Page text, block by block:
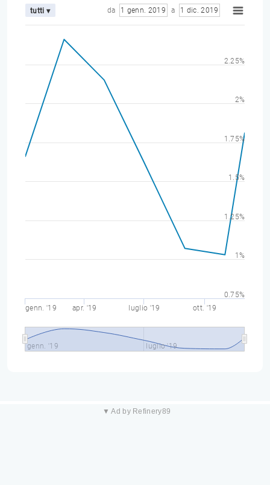
tutti ▾ da 1 genn. 2019 a 1 dic. 2019
genn. '19 apr. '19 luglio '19 ott. '19
genn. '19 luglio '19
0.75%
1%
1.25%
1.5%
1.75%
2%
2.25%
▼ Ad by Refinery89